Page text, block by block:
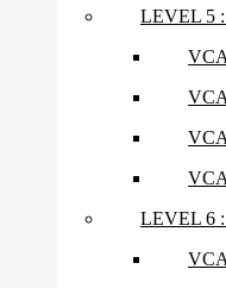
LEVEL 5
LEVEL 6